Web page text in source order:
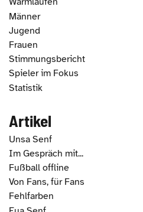
Männer
Jugend
Frauen
Stimmungsbericht
Spieler im Fokus
Statistik
Artikel
Unsa Senf
Im Gespräch mit...
Fußball offline
Von Fans, für Fans
Fehlfarben